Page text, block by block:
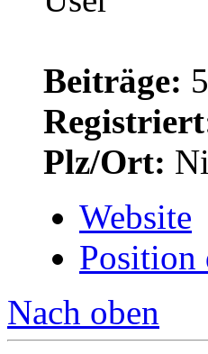
Beiträge:
Plz/Ort:
Website
Position
Nach oben